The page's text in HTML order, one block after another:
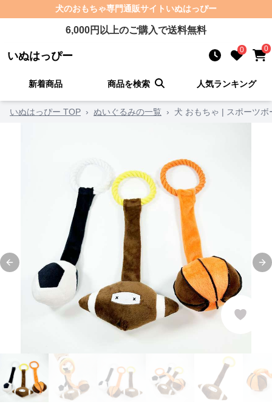
犬のおもちゃ専門通販サイト いぬはっぴー
6,000円以上のご購入で送料無料
いぬはっぴー 0 0
新着商品 商品を検索 人気ランキング
いぬはっぴー TOP › ぬいぐるみの一覧 › 犬 おもちゃ | スポーツ
Previous slide